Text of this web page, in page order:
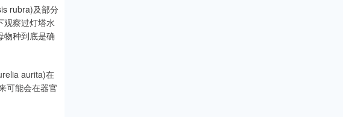
rubra)及部分
观察过灯塔水
物种到底是确
aurita)在
可能会在器官